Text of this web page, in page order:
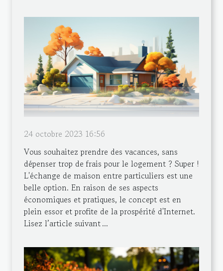
24 octobre 2023 16:56
Vous souhaitez prendre des vacances, sans
dépenser trop de frais pour le logement ? Super !
L'échange de maison entre particuliers est une
belle option. En raison de ses aspects
économiques et pratiques, le concept est en
plein essor et profite de la prospérité d'Internet.
Lisez l’article suivant ...